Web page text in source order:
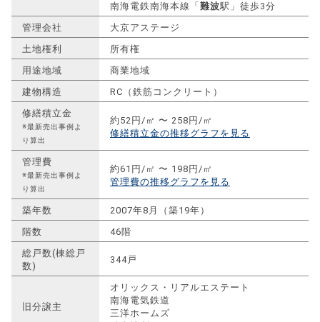
南海電鉄南海本線「 難波駅」徒歩3分
管理会社
大京アステージ
土地権利
所有権
用途地域
商業地域
建物構造
RC（鉄筋コンクリート）
修繕積立金
※最新売出事例よ
り算出
約52円/㎡ 〜 258円/㎡
修繕積立金の推移グラフを見る
管理費
※最新売出事例よ
り算出
約61円/㎡ 〜 198円/㎡
管理費の推移グラフを見る
築年数
2007年8月（築19年）
階数
46階
総戸数(棟総戸
数)
344戸
旧分譲主
オリックス・リアルエステート
南海電気鉄道
三洋ホームズ